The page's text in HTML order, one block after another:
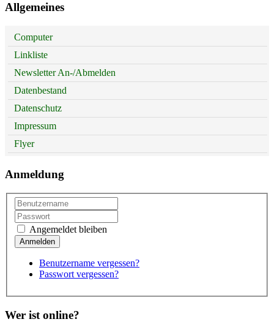
Allgemeines
Computer
Linkliste
Newsletter An-/Abmelden
Datenbestand
Datenschutz
Impressum
Flyer
Anmeldung
Angemeldet bleiben
Benutzername vergessen?
Passwort vergessen?
Wer ist online?